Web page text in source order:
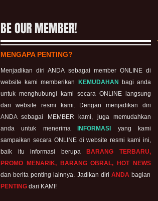
BE OUR MEMBER!
MENGAPA PENTING?
Menjadikan diri ANDA sebagai member ONLINE di
website kami memberikan
KEMUDAHAN
bagi anda
untuk menghubungi kami secara ONLINE langsung
dari website resmi kami. Dengan menjadikan diri
ANDA sebagai MEMBER kami, juga memudahkan
anda untuk menerima
INFORMASI
yang kami
sampaikan secara ONLINE di website resmi kami ini,
baik itu informasi berupa
BARANG TERBARU,
PROMO MENARIK, BARANG OBRAL, HOT NEWS
dan berita penting lainnya. Jadikan diri ANDAbagian
PENTING dari KAMI!